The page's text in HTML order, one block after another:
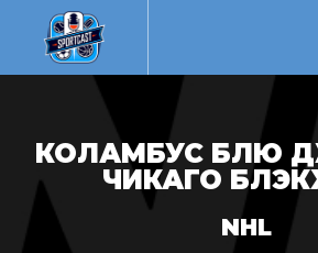
КОЛАМБУС БЛЮ
ЧИКАГО
NHL